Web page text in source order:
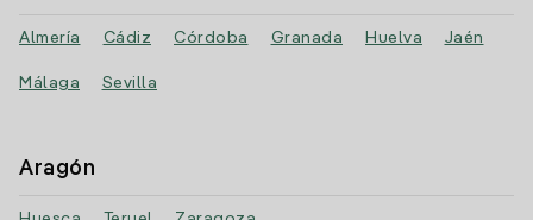
Almería Cádiz Córdoba Granada Huelva Jaén
Málaga Sevilla
Aragón